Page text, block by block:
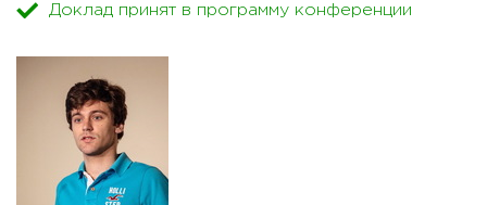
Доклад принят в программу конференции